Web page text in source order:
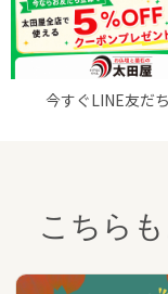
今すぐLINE友だ
こちら